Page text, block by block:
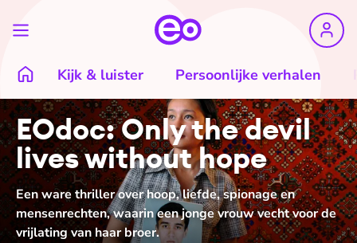
Kijk & luister Persoonlijke verhalen
EOdoc: Only the devil
lives without hope
Een ware thriller over hoop, liefde, spionage en
mensenrechten, waarin een jonge vrouw vecht voor de
vrijlating van haar broer.